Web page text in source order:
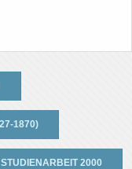
1870)
STUDIENARBEIT 2000